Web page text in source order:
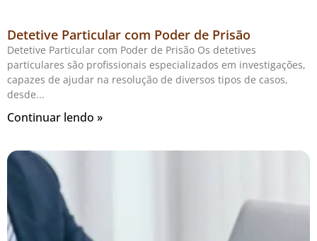
Detetive Particular com Poder de Prisão
Detetive Particular com Poder de Prisão Os detetives
particulares são profissionais especializados em investigações,
capazes de ajudar na resolução de diversos tipos de casos,
desde
Continuar lendo »